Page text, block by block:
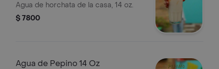
Agua de horchata de la casa, 14 oz.
$ 7800
Agua de Pepino 14 Oz